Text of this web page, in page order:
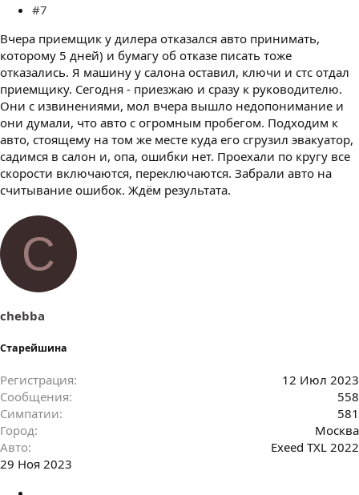
#7
Вчера приемщик у дилера отказался авто принимать,
которому 5 дней) и бумагу об отказе писать тоже
отказались. Я машину у салона оставил, ключи и стс отдал
приемщику. Сегодня - приезжаю и сразу к руководителю.
Они с извинениями, мол вчера вышло недопонимание и
они думали, что авто с огромным пробегом. Подходим к
авто, стоящему на том же месте куда его сгрузил эвакуатор,
садимся в салон и, опа, ошибки нет. Проехали по кругу все
скорости включаются, переключаются. Забрали авто на
считывание ошибок. Ждём результата.
C
chebba
Старейшина
Регистрация
12 Июл 2023
Сообщения
558
Симпатии
581
Город
Москва
Авто
Exeed TXL 2022
29 Ноя 2023